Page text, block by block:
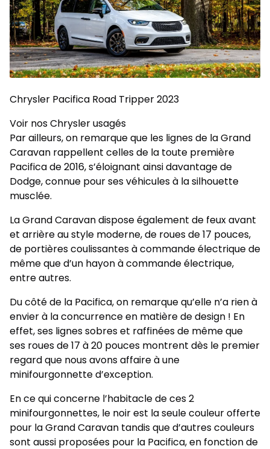
Chrysler Pacifica Road Tripper 2023
Voir nos Chrysler usagés
Par ailleurs, on remarque que les lignes de la Grand
Caravan rappellent celles de la toute première
Pacifica de 2016, s’éloignant ainsi davantage de
Dodge, connue pour ses véhicules à la silhouette
musclée.
La Grand Caravan dispose également de feux avant
et arrière au style moderne, de roues de 17 pouces,
de portières coulissantes à commande électrique de
même que d’un hayon à commande électrique,
entre autres.
Du côté de la Pacifica, on remarque qu’elle n’a rien à
envier à la concurrence en matière de design ! En
effet, ses lignes sobres et raffinées de même que
ses roues de 17 à 20 pouces montrent dès le premier
regard que nous avons affaire à une
minifourgonnette d’exception.
En ce qui concerne l’habitacle de ces 2
minifourgonnettes, le noir est la seule couleur offerte
pour la Grand Caravan tandis que d’autres couleurs
sont aussi proposées pour la Pacifica, en fonction de